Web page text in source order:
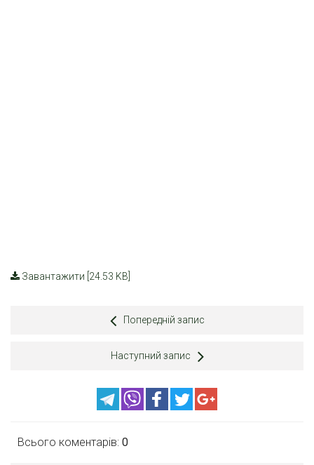
Завантажити [24.53 KB]
Попередній запис
Наступний запис
Всього коментарів: 0